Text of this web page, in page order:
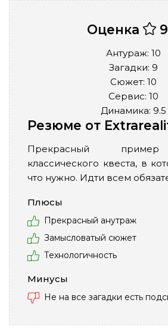
Оценка
Антураж: 10
Загадки: 9
Сюжет: 10
Сервис: 10
Динамика: 9.5
Резюме от
Прекрасный пример
классического квеста, в
что нужно. Идти всем
Плюсы
Прекрасный анутраж
Замысловатый сюжет
Технологичность
Минусы
Не на все загадки есть